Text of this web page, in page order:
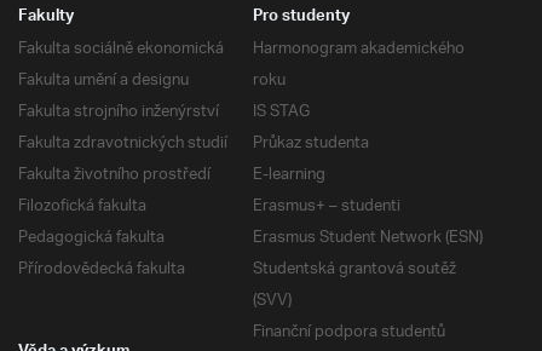
Fakulty
Fakulta sociálně ekonomická
Fakulta umění a designu
Fakulta strojního inženýrství
Fakulta zdravotnických studií
Fakulta životního prostředí
Filozofická fakulta
Pedagogická fakulta
Přírodovědecká fakulta
Pro studenty
Harmonogram akademického
roku
IS STAG
Průkaz studenta
E-learning
Erasmus+ – studenti
Erasmus Student Network (ESN)
Studentská grantová soutěž
(SVV)
Finanční podpora studentů